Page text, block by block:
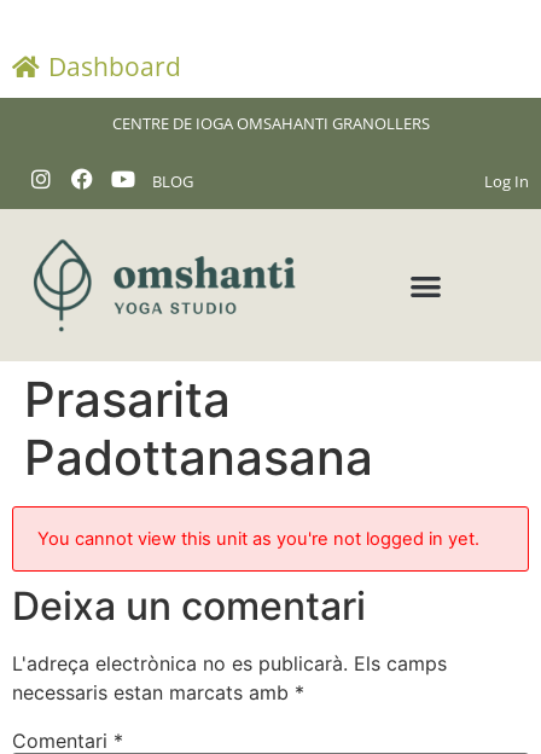
Dashboard
CENTRE DE IOGA OMSAHANTI GRANOLLERS
BLOG Log In
Prasarita
Padottanasana
You cannot view this unit as you're not logged in yet.
Deixa un comentari
L'adreça electrònica no es publicarà. Els camps
necessaris estan marcats amb *
Comentari *